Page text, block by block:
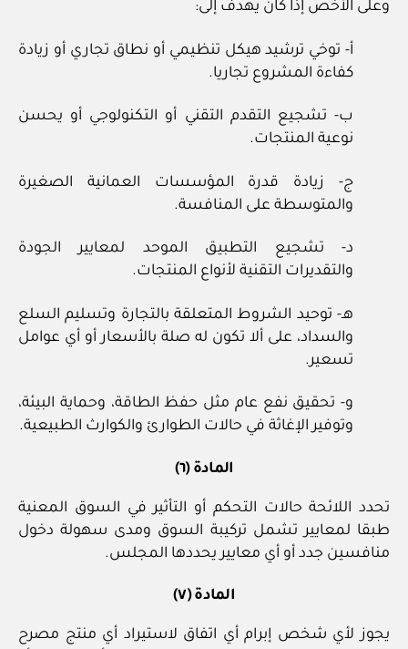
وعلى الأخص إذا كان يهدف إلى:
أ- توخي ترشيد هيكل تنظيمي أو نطاق تجاري أو زيادة
كفاءة المشروع تجاريا.
ب- تشجيع التقدم التقني أو التكنولوجي أو يحسن
نوعية المنتجات.
ج- زيادة قدرة المؤسسات العمانية الصغيرة
والمتوسطة على المنافسة.
د- تشجيع التطبيق الموحد لمعايير الجودة
والتقديرات التقنية لأنواع المنتجات.
هـ- توحيد الشروط المتعلقة بالتجارة وتسليم السلع
والسداد، على ألا تكون له صلة بالأسعار أو أي عوامل
تسعير.
و- تحقيق نفع عام مثل حفظ الطاقة، وحماية البيئة،
وتوفير الإغاثة في حالات الطوارئ والكوارث الطبيعية.
المادة (٦)
تحدد اللائحة حالات التحكم أو التأثير في السوق المعنية
طبقا لمعايير تشمل تركيبة السوق ومدى سهولة دخول
منافسين جدد أو أي معايير يحددها المجلس.
المادة (٧)
يجوز لأي شخص إبرام أي اتفاق لاستيراد أي منتج مصرح